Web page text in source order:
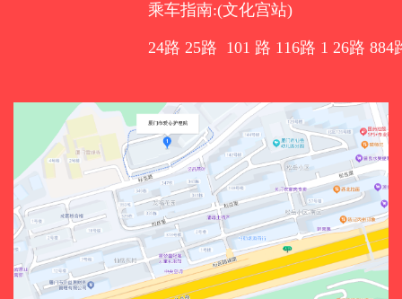
乘车指南:(文化宫站)
24路 25路 101 路 116路 1 26路 884